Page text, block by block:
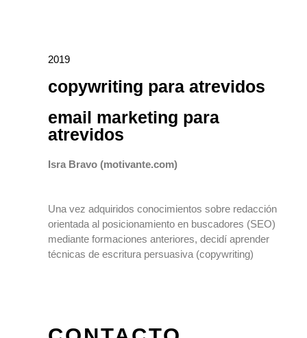
2019
copywriting para atrevidos
email marketing para
atrevidos
Isra Bravo (motivante.com)
Una vez adquiridos conocimientos sobre redacción
orientada al posicionamiento en buscadores (SEO)
mediante formaciones anteriores, decidí aprender
técnicas de escritura persuasiva (copywriting)